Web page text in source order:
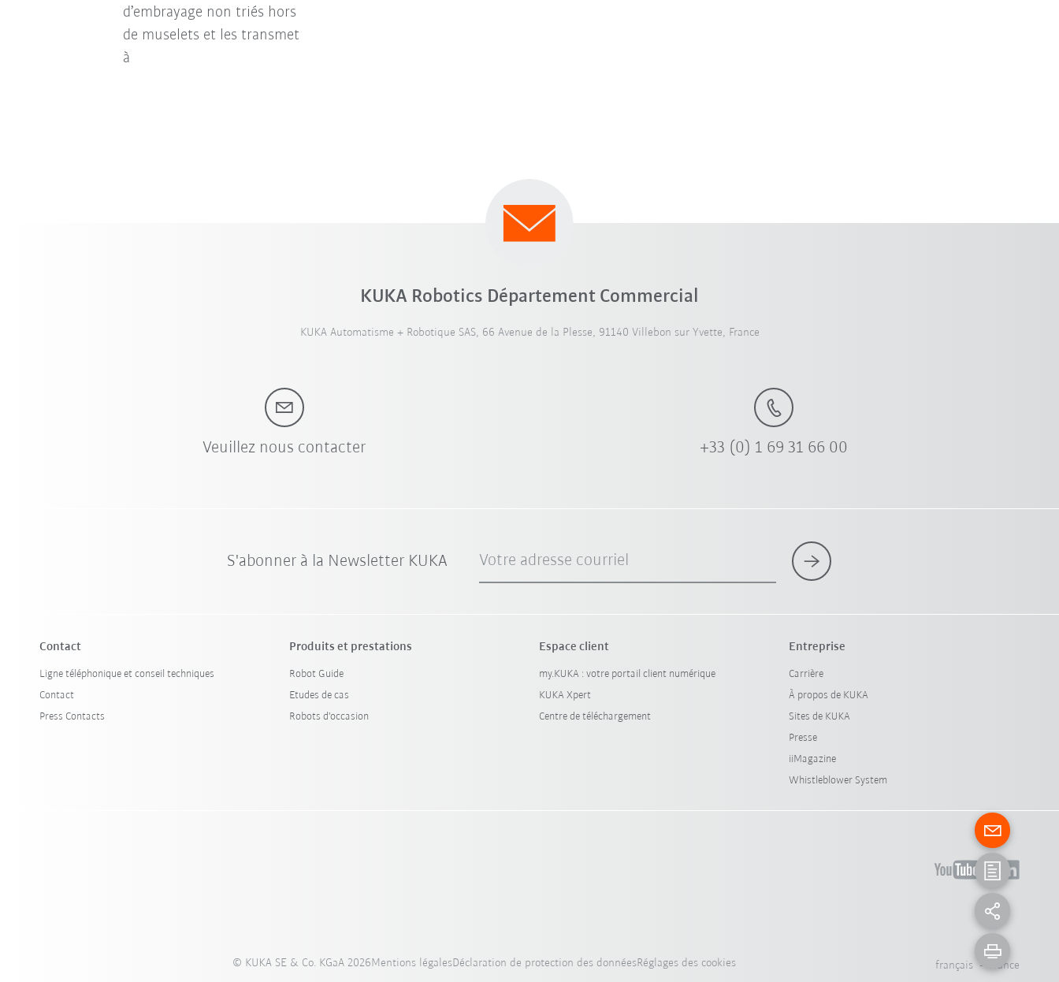
d’embrayage non triés hors
de muselets et les transmet
à
KUKA Robotics Département Commercial
KUKA Automatisme + Robotique SAS, 66 Avenue de la Plesse, 91140 Villebon sur Yvette, France
Veuillez nous contacter +33 (0) 1 69 31 66 00
S'abonner à la Newsletter KUKA Votre adresse courriel
Contact
Ligne téléphonique et conseil techniques
Contact
Press Contacts
Produits et prestations
Robot Guide
Etudes de cas
Robots d'occasion
Espace client
my.KUKA : votre portail client numérique
KUKA Xpert
Centre de téléchargement
Entreprise
Carrière
À propos de KUKA
Sites de KUKA
Presse
iiMagazine
Whistleblower System
© KUKA SE & Co. KGaA 2026 Mentions légalesDéclaration de protection des donnéesRéglages des cookies français - France